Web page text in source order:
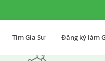
Tìm Gia Sư Đăng ký làm